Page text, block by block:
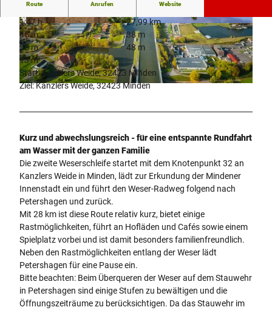
© Teutoburger Wald Tourismus, J. Motzny
© Teutoburger Wald Tourismus, P. Gawandtka
© Teutoburger Wald Tourismus, P. Gawandtka |
Route Anrufen Website
1:47 h
27,99 km
45 m
38 m
35 m
48 m
13 m
Start: Kanzlers Weide, 32423 Minden
Ziel: Kanzlers Weide, 32423 Minden
Kurz und abwechslungsreich - für eine entspannte Rundfahrt
am Wasser mit der ganzen Familie
Die zweite Weserschleife startet mit dem Knotenpunkt 32 an
Kanzlers Weide in Minden, lädt zur Erkundung der Mindener
Innenstadt ein und führt den Weser-Radweg folgend nach
Petershagen und zurück.
Mit 28 km ist diese Route relativ kurz, bietet einige
Rastmöglichkeiten, führt an Hofläden und Cafés sowie einem
Spielplatz vorbei und ist damit besonders familienfreundlich.
Neben den Rastmöglichkeiten entlang der Weser lädt
Petershagen für eine Pause ein.
Bitte beachten: Beim Überqueren der Weser auf dem Stauwehr
in Petershagen sind einige Stufen zu bewältigen und die
Öffnungszeiträume zu berücksichtigen. Da das Stauwehr im